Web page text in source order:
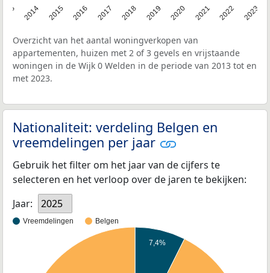
2014 2015 2016 2017 2018 2019 2020 2021 2022 2023
Overzicht van het aantal woningverkopen van
appartementen, huizen met 2 of 3 gevels en vrijstaande
woningen in de Wijk 0 Welden in de periode van 2013 tot en
met 2023.
Nationaliteit: verdeling Belgen en
vreemdelingen per jaar
Gebruik het filter om het jaar van de cijfers te
selecteren en het verloop over de jaren te bekijken:
Jaar:
2025
Vreemdelingen Belgen
7,4%